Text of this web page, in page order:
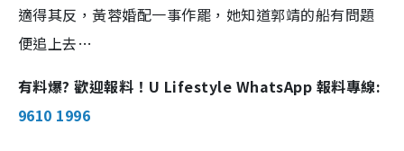
適得其反，黃蓉婚配一事作罷，她知道郭靖的船有問題
便追上去…
有料爆? 歡迎報料！U Lifestyle WhatsApp 報料專線:
9610 1996